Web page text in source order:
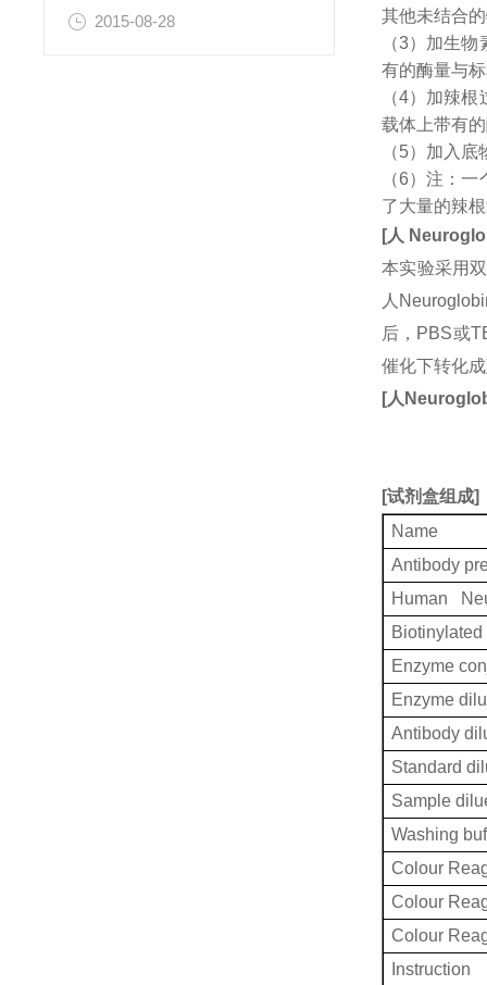
2015-08-28
其他未结合
（3）加生
有的酶量与
（4）加辣
载体上带有
（5）加入
（6）注：
了大量的辣
[人
本实验采用
人
后，PBS或
催化下转化
[人
[试剂盒组成]
Name
Antibody
Human
Enzyme
Enzyme
Antibody
Standard
Sample
Washing
Colour
Colour
Colour
Instruction